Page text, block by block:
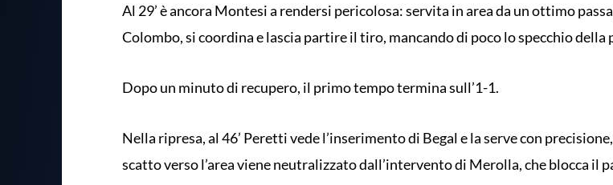
Al 29’ è ancora Montesi a rendersi pericolosa: servita in area da un ottimo
Colombo, si coordina e lascia partire il tiro, mancando di poco lo specchio della
Dopo un minuto di recupero, il primo tempo termina sull’1-1.
Nella ripresa, al 46’ Peretti vede l’inserimento di Begal e la serve con
scatto verso l’area viene neutralizzato dall’intervento di Merolla, che blocca il